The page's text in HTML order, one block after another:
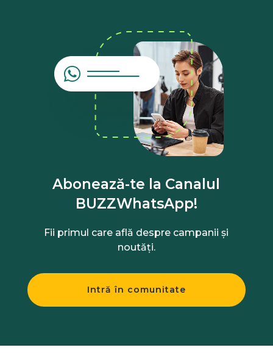
Abonează-te la Canalul
BUZZWhatsApp!
Fii primul care află despre campanii și
noutăți.
Intră în comunitate